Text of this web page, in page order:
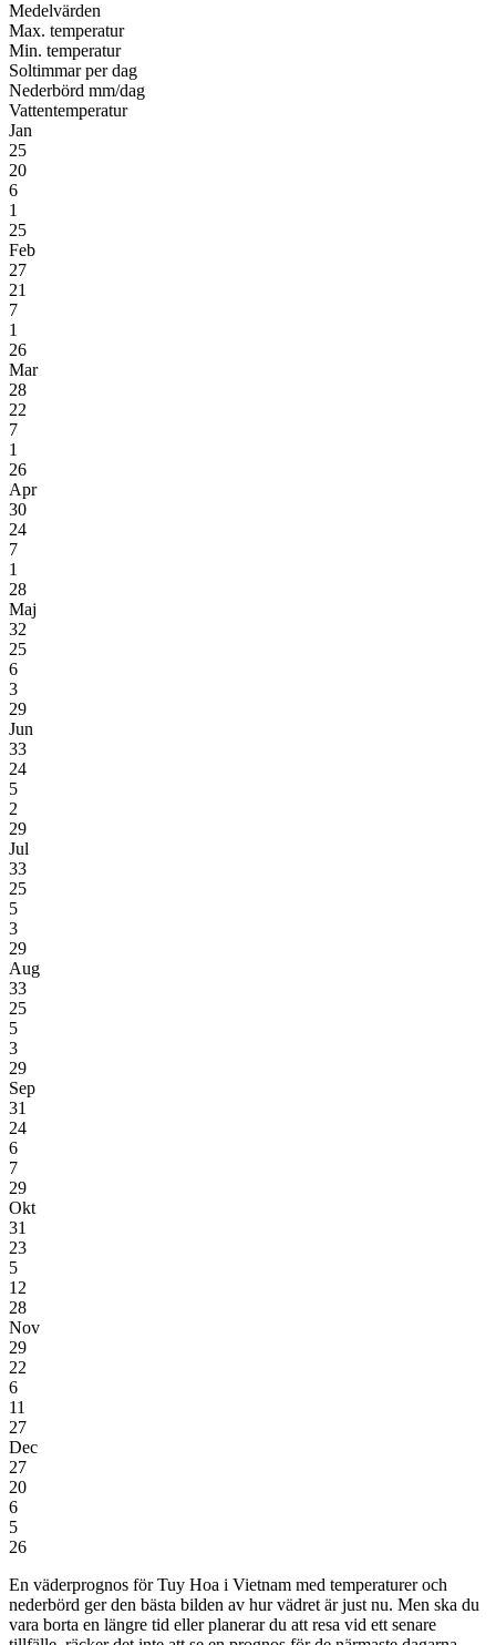
Medel­värden
Max. temperatur
Min. temperatur
Soltimmar per dag
Nederbörd mm/dag
Vatten­temperatur
Jan
25
20
6
1
25
Feb
27
21
7
1
26
Mar
28
22
7
1
26
Apr
30
24
7
1
28
Maj
32
25
6
3
29
Jun
33
24
5
2
29
Jul
33
25
5
3
29
Aug
33
25
5
3
29
Sep
31
24
6
7
29
Okt
31
23
5
12
28
Nov
29
22
6
11
27
Dec
27
20
6
5
26
En väderprognos för Tuy Hoa i Vietnam med temperaturer och
nederbörd ger den bästa bilden av hur vädret är just nu. Men ska du
vara borta en längre tid eller planerar du att resa vid ett senare